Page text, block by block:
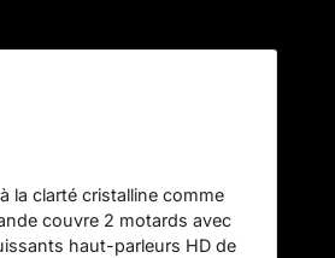
la clarté cristalline comme
couvre 2 motards avec
haut-parleurs HD de